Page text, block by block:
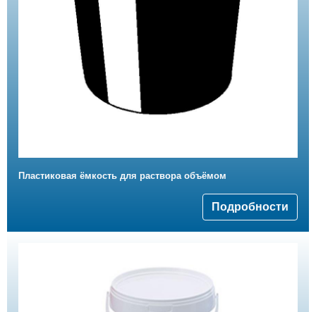
Пластиковая ёмкость для раствора объёмом
Подробности